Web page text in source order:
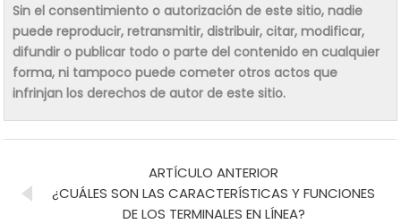
Sin el consentimiento o autorización de este sitio, nadie
puede reproducir, retransmitir, distribuir, citar, modificar,
difundir o publicar todo o parte del contenido en cualquier
forma, ni tampoco puede cometer otros actos que
infrinjan los derechos de autor de este sitio.
ARTÍCULO ANTERIOR
¿CUÁLES SON LAS CARACTERÍSTICAS Y FUNCIONES
DE LOS TERMINALES EN LÍNEA?